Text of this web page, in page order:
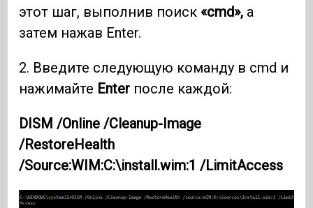
этот шаг, выполнив поиск «cmd», а
затем нажав Enter.
2. Введите следующую команду в cmd и
нажимайте Enter после каждой:
DISM /Online /Cleanup-Image
/RestoreHealth
/Source:WIM:C:\install.wim:1 /LimitAccess